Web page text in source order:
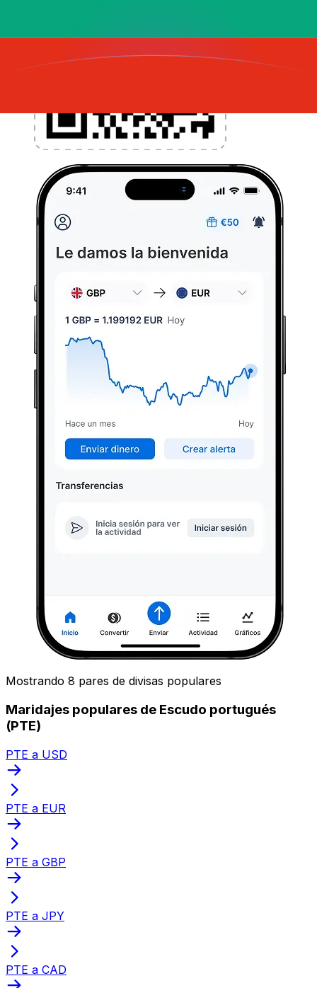
Mostrando 8 pares de divisas populares
Maridajes populares de Escudo portugués
(PTE)
PTE a USD
PTE a EUR
PTE a GBP
PTE a JPY
PTE a CAD